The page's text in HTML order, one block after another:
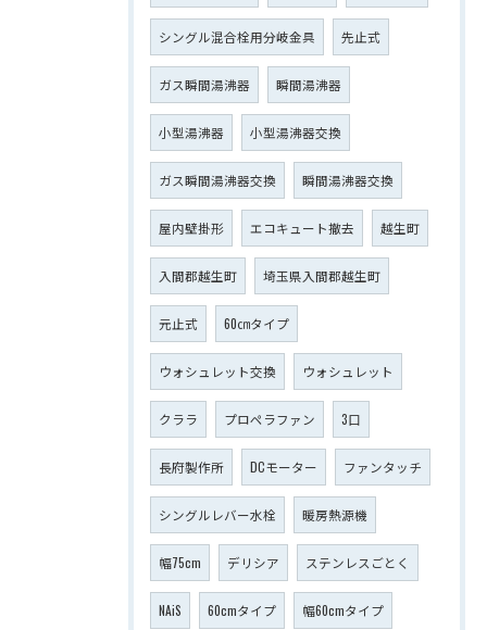
シングル混合栓用分岐金具 先止式
ガス瞬間湯沸器 瞬間湯沸器
小型湯沸器 小型湯沸器交換
ガス瞬間湯沸器交換 瞬間湯沸器交換
屋内壁掛形 エコキュート撤去 越生町
入間郡越生町 埼玉県入間郡越生町
元止式 60㎝タイプ
ウォシュレット交換 ウォシュレット
クララ プロペラファン 3口
長府製作所 DCモーター ファンタッチ
シングルレバー水栓 暖房熱源機
幅75cm デリシア ステンレスごとく
NAiS 60cmタイプ 幅60cmタイプ